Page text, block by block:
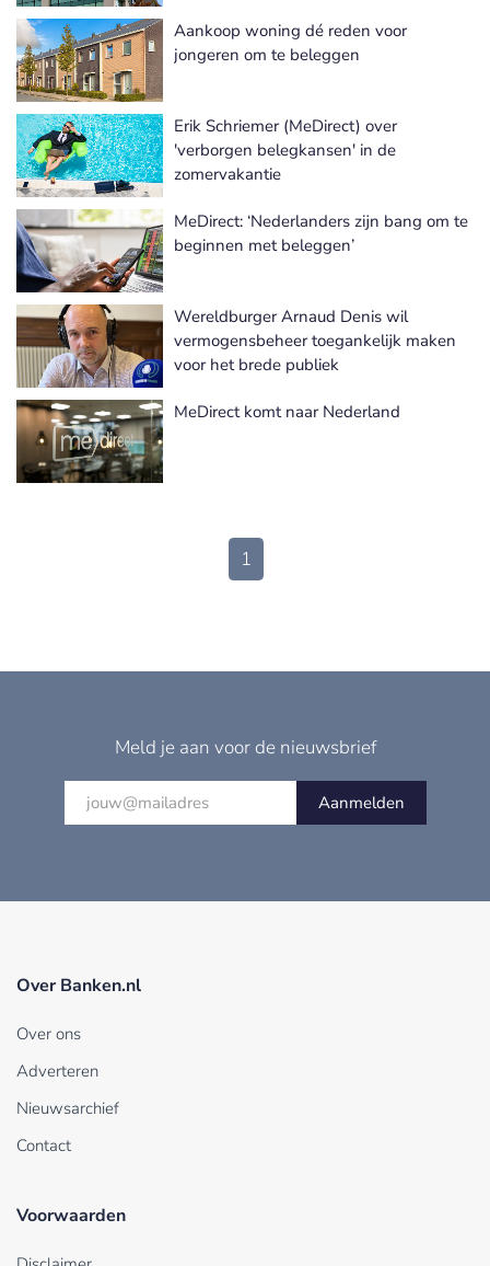
Aankoop woning dé reden voor
jongeren om te beleggen
Erik Schriemer (MeDirect) over
'verborgen belegkansen' in de
zomervakantie
MeDirect: ‘Nederlanders zijn bang om te
beginnen met beleggen’
Wereldburger Arnaud Denis wil
vermogensbeheer toegankelijk maken
voor het brede publiek
MeDirect komt naar Nederland
1
Meld je aan voor de nieuwsbrief
Aanmelden
Over Banken.nl
Over ons
Adverteren
Nieuwsarchief
Contact
Voorwaarden